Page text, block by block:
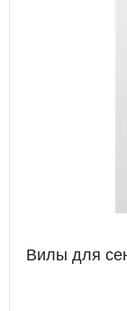
Вилы для